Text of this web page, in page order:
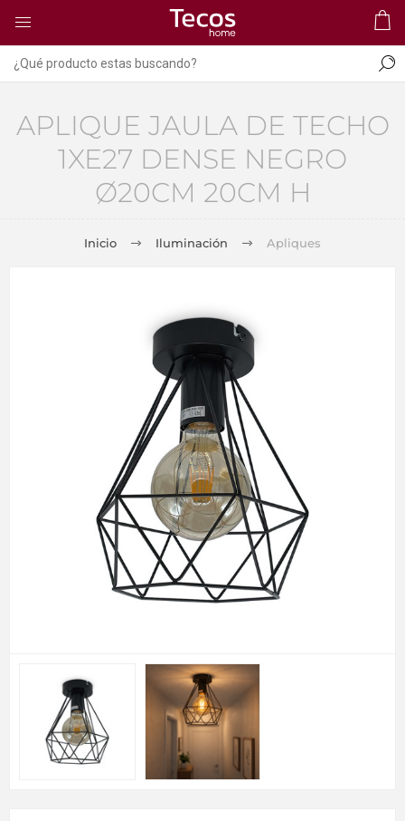
APLIQUE JAULA DE TECHO
1XE27 DENSE NEGRO
Ø20CM 20CM H
Inicio Iluminación Apliques